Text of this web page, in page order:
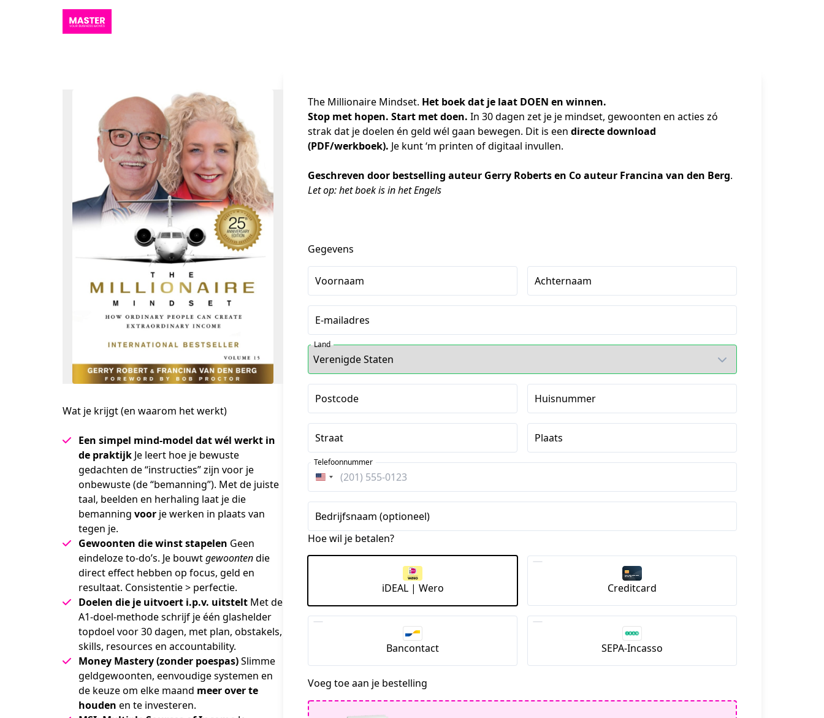
Wat je krijgt (en waarom het werkt)
Een simpel mind-model dat wél werkt in
de praktijk Je leert hoe je bewuste
gedachten de “instructies” zijn voor je
onbewuste (de “bemanning”). Met de juiste
taal, beelden en herhaling laat je die
bemanning voor je werken in plaats van
tegen je.
Gewoonten die winst stapelen Geen
eindeloze to-do’s. Je bouwtgewoontendie
direct effect hebben op focus, geld en
resultaat. Consistentie > perfectie.
Doelen die je uitvoert i.p.v. uitstelt Met de
A1-doel-methode schrijf je één glashelder
topdoel voor 30 dagen, met plan, obstakels,
skills, resources en accountability.
Money Mastery (zonder poespas)Slimme
geldgewoonten, eenvoudige systemen en
de keuze om elke maand meer over te
houden en te investeren.
The Millionaire Mindset. Het boek dat je laat DOEN en winnen.
Stop met hopen. Start met doen. In 30 dagen zet je je mindset, gewoonten en acties zó
strak dat je doelen én geld wél gaan bewegen. Dit is een directe download
(PDF/werkboek). Je kunt ‘m printen of digitaal invullen.
Geschreven door bestselling auteur Gerry Roberts en Co auteur Francina van den Berg
Let op: het boek is in het Engels
Gegevens
Voornaam Achternaam
E-mailadres
Land
Postcode Huisnummer
Straat Plaats
Verenigde
Staten
+1
Telefoonnummer
Bedrijfsnaam (optioneel)
Hoe wil je betalen?
iDEAL | Wero Creditcard
Bancontact SEPA-Incasso
Voeg toe aan je bestelling